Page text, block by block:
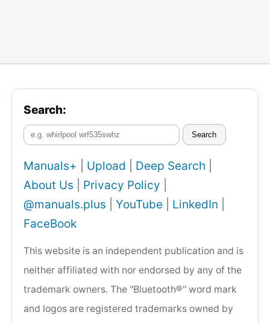
Search:
Search
Manuals+ Upload Deep Search
About Us
Privacy Policy
@manuals.plus
YouTube LinkedIn
FaceBook
This website is an independent publication and is
neither affiliated with nor endorsed by any of the
trademark owners. The "Bluetooth®" word mark
and logos are registered trademarks owned by